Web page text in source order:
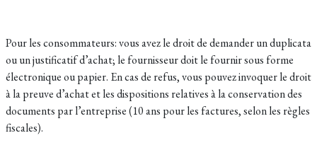
Pour les consommateurs: vous avez le droit de demander un duplicata
ou un justificatif d’achat; le fournisseur doit le fournir sous forme
électronique ou papier. En cas de refus, vous pouvez invoquer le droit
à la preuve d’achat et les dispositions relatives à la conservation des
documents par l’entreprise (10 ans pour les factures, selon les règles
fiscales).